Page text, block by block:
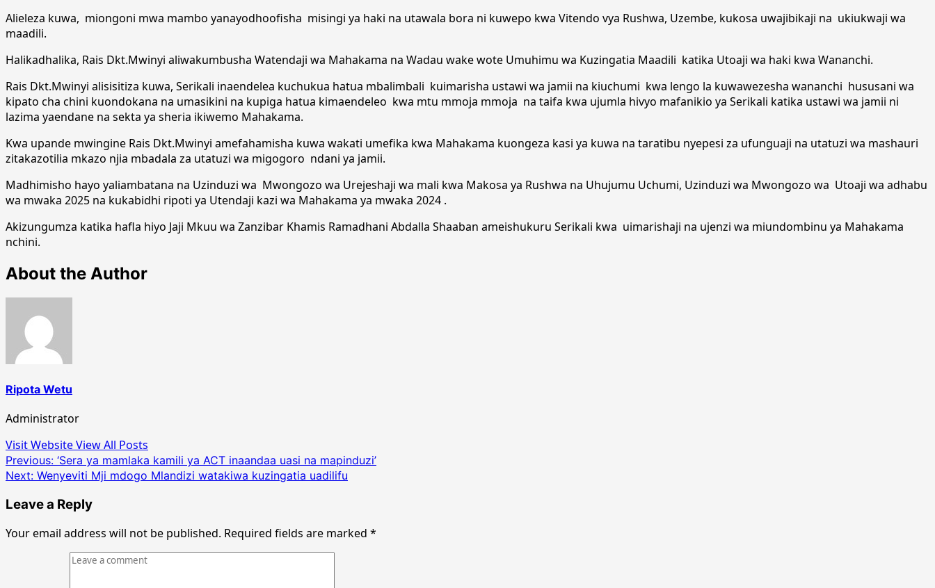
Alieleza kuwa, miongoni mwa mambo yanayodhoofisha misingi ya haki na utawala bora ni kuwepo kwa Vitendo vya Rushwa, Uzembe, kukosa uwajibikaji na ukiukwaji wa
maadili.
Halikadhalika, Rais Dkt.Mwinyi aliwakumbusha Watendaji wa Mahakama na Wadau wake wote Umuhimu wa Kuzingatia Maadili katika Utoaji wa haki kwa Wananchi.
Rais Dkt.Mwinyi alisisitiza kuwa, Serikali inaendelea kuchukua hatua mbalimbali kuimarisha ustawi wa jamii na kiuchumi kwa lengo la kuwawezesha wananchi hususani wa
kipato cha chini kuondokana na umasikini na kupiga hatua kimaendeleo kwa mtu mmoja mmoja na taifa kwa ujumla hivyo mafanikio ya Serikali katika ustawi wa jamii ni
lazima yaendane na sekta ya sheria ikiwemo Mahakama.
Kwa upande mwingine Rais Dkt.Mwinyi amefahamisha kuwa wakati umefika kwa Mahakama kuongeza kasi ya kuwa na taratibu nyepesi za ufunguaji na utatuzi wa mashauri
zitakazotilia mkazo njia mbadala za utatuzi wa migogoro ndani ya jamii.
Madhimisho hayo yaliambatana na Uzinduzi wa Mwongozo wa Urejeshaji wa mali kwa Makosa ya Rushwa na Uhujumu Uchumi, Uzinduzi wa Mwongozo wa Utoaji wa adhabu
wa mwaka 2025 na kukabidhi ripoti ya Utendaji kazi wa Mahakama ya mwaka 2024 .
Akizungumza katika hafla hiyo Jaji Mkuu wa Zanzibar Khamis Ramadhani Abdalla Shaaban ameishukuru Serikali kwa uimarishaji na ujenzi wa miundombinu ya Mahakama
nchini.
About the Author
Ripota Wetu
Administrator
Visit WebsiteView All Posts
Post
navigation
Previous: ‘Sera ya mamlaka kamili ya ACT inaandaa uasi na mapinduzi’
Next: Wenyeviti Mji mdogo Mlandizi watakiwa kuzingatia uadilifu
Leave a Reply
Your email address will not be published. Required fields are marked *